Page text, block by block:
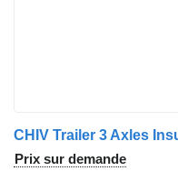
Prix sur demande